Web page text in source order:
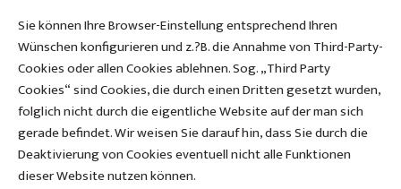
Sie können Ihre Browser-Einstellung entsprechend Ihren
Wünschen konfigurieren und z.?B. die Annahme von Third-Party-
Cookies oder allen Cookies ablehnen. Sog. „Third Party
Cookies“ sind Cookies, die durch einen Dritten gesetzt wurden,
folglich nicht durch die eigentliche Website auf der man sich
gerade befindet. Wir weisen Sie darauf hin, dass Sie durch die
Deaktivierung von Cookies eventuell nicht alle Funktionen
dieser Website nutzen können.